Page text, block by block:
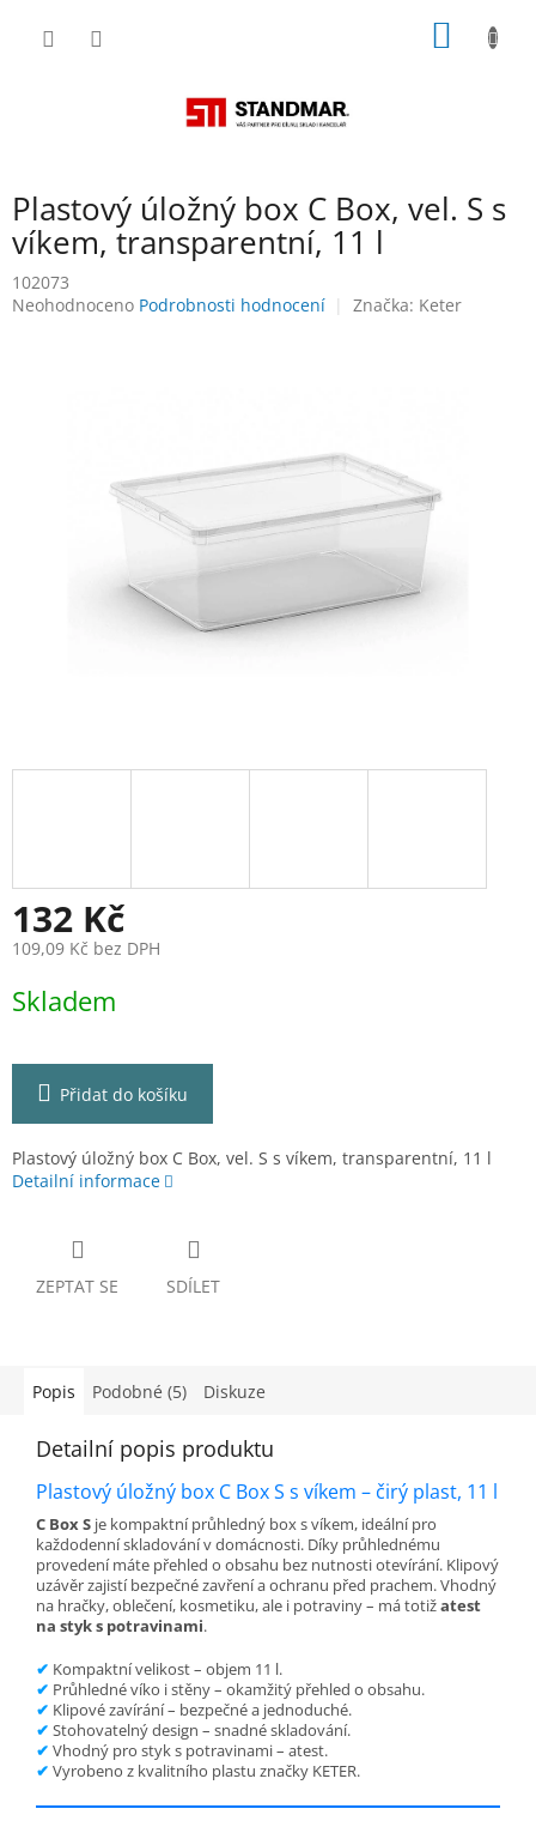
Plastový úložný box C Box, vel. S s
víkem, transparentní, 11 l
102073
Průměrné
Neohodnoceno Podrobnosti hodnocení Značka: Keter
132 Kč
109,09 Kč bez DPH
cena:
Skladem
Přidat do košíku
Plastový úložný box C Box, vel. S s víkem, transparentní, 11 l
Detailní informace
ZEPTAT SE SDÍLET
Popis Podobné (5) Diskuze
Detailní popis produktu
Plastový úložný box C Box S s víkem – čirý plast, 11 l
C Box S je kompaktní průhledný box s víkem, ideální pro
každodenní skladování v domácnosti. Díky průhlednému
provedení máte přehled o obsahu bez nutnosti otevírání. Klipový
uzávěr zajistí bezpečné zavření a ochranu před prachem. Vhodný
na hračky, oblečení, kosmetiku, ale i potraviny – má totižatest
na styk s potravinami.
✔ Kompaktní velikost – objem 11 l.
✔ Průhledné víko i stěny – okamžitý přehled o obsahu.
✔ Klipové zavírání – bezpečné a jednoduché.
✔ Stohovatelný design – snadné skladování.
✔ Vhodný pro styk s potravinami – atest.
✔ Vyrobeno z kvalitního plastu značky KETER.